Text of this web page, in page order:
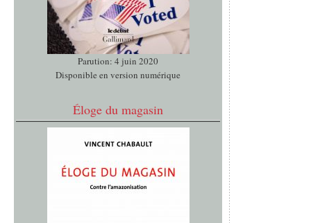
Parution: 4 juin 2020
Disponible en version numérique
Éloge du magasin